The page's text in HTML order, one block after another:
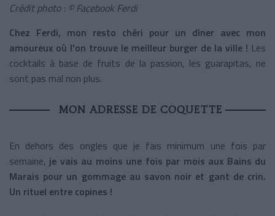
Crédit photo : © Facebook Ferdi
Chez Ferdi, mon resto chéri pour un dîner avec mon
amoureux où l'on trouve le meilleur burger de la ville ! Les
cocktails à base de fruits de la passion, les guarapitas, ne
sont pas mal non plus.
MON ADRESSE DE COQUETTE
En dehors des ongles que je fais minimum une fois par
semaine, je vais au moins une fois par mois aux Bains du
Marais pour un gommage au savon noir et gant de crin.
Un rituel entre copines !